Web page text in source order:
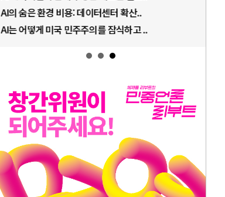
AI의 숨은 환경 비용: 데이터센터 확산..
AI는 어떻게 미국 민주주의를 잠식하고 ..